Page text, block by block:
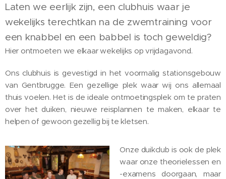
Laten we eerlijk zijn, een clubhuis waar je
wekelijks terechtkan na de zwemtraining voor
een knabbel en een babbel is toch geweldig?
Hier ontmoeten we elkaar wekelijks op vrijdagavond.
Ons clubhuis is gevestigd in het voormalig stationsgebouw
van Gentbrugge. Een gezellige plek waar wij ons allemaal
thuis voelen. Het is de ideale ontmoetingsplek om te praten
over het duiken, nieuwe reisplannen te maken, elkaar te
helpen of gewoon gezellig bij te kletsen.
Onze duikclub is ook de plek
waar onze theorielessen en
-examens doorgaan, maar